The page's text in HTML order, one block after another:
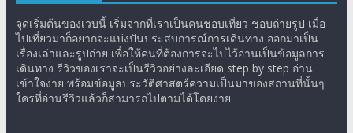
จุดเริ่มต้นของเวบนี้ เริ่มจากที่เราเป็นคนชอบเที่ยว ชอบถ่ายรูป เมื่อ
ไปเที่ยวมาก็อยากจะแบ่งปันประสบการณ์การเดินทาง ออกมาเป็น
เรื่องเล่าและรูปถ่าย เพื่อให้คนที่ต้องการจะไปไว้อ่านเป็นข้อมูลการ
เดินทาง รีวิวของเราจะเป็นรีวิวอย่างละเอียด step by step อ่าน
เข้าใจง่าย พร้อมข้อมูลประวัติศาสตร์ความเป็นมาของสถานที่นั้นๆ
ใครที่อ่านรีวิวแล้วก็สามารถไปตามได้โดยง่าย